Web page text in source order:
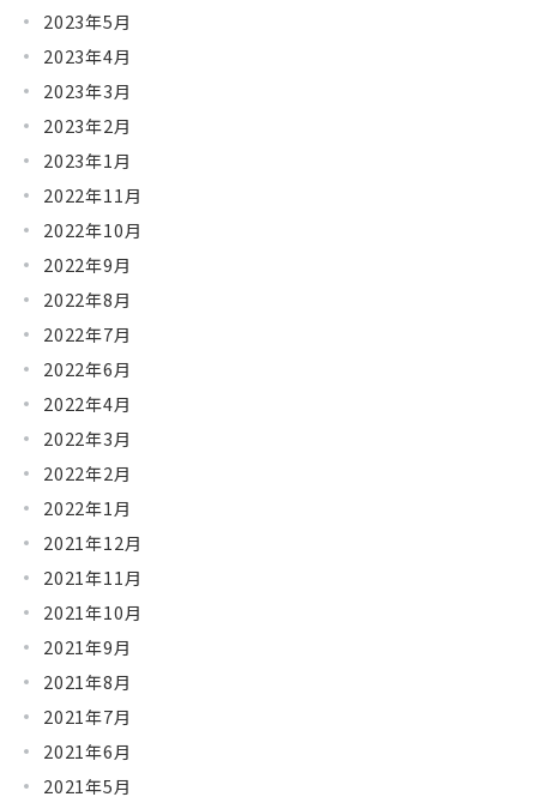
2023年5月
2023年4月
2023年3月
2023年2月
2023年1月
2022年11月
2022年10月
2022年9月
2022年8月
2022年7月
2022年6月
2022年4月
2022年3月
2022年2月
2022年1月
2021年12月
2021年11月
2021年10月
2021年9月
2021年8月
2021年7月
2021年6月
2021年5月